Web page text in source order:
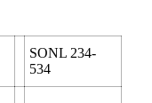
SONL 234-
534